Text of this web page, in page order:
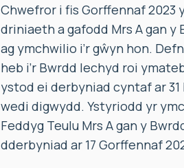
Chwefror i fis Gorffennaf 2023
driniaeth a gafodd Mrs A gan
ag ymchwilio i’r gŵyn hon.
heb i’r Bwrdd Iechyd roi
ystod ei derbyniad cyntaf ar
wedi digwydd. Ystyriodd yr
Feddyg Teulu Mrs A gan y
dderbyniad ar 17 Gorffennaf